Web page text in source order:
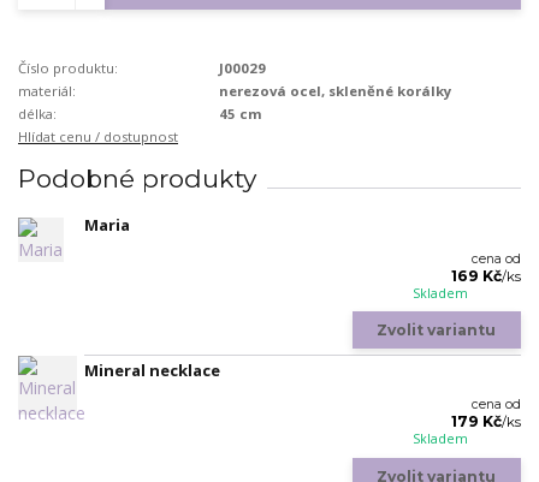
Číslo produktu:
J00029
materiál:
nerezová ocel, skleněné korálky
délka:
45 cm
Hlídat cenu / dostupnost
Podobné produkty
Maria
cena od
169 Kč/ks
Skladem
Zvolit variantu
Mineral necklace
cena od
179 Kč/ks
Skladem
Zvolit variantu